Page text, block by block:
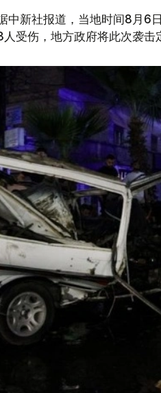
中新社报道，当地时间8月6
受伤，地方政府将此次袭击